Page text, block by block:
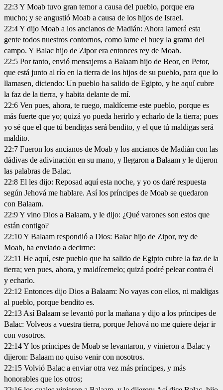
22:3 Y Moab tuvo gran temor a causa del pueblo, porque era
mucho; y se angustió Moab a causa de los hijos de Israel.
22:4 Y dijo Moab a los ancianos de Madián: Ahora lamerá esta
gente todos nuestros contornos, como lame el buey la grama del
campo. Y Balac hijo de Zipor era entonces rey de Moab.
22:5 Por tanto, envió mensajeros a Balaam hijo de Beor, en Petor,
que está junto al río en la tierra de los hijos de su pueblo, para que lo
llamasen, diciendo: Un pueblo ha salido de Egipto, y he aquí cubre
la faz de la tierra, y habita delante de mí.
22:6 Ven pues, ahora, te ruego, maldíceme este pueblo, porque es
más fuerte que yo; quizá yo pueda herirlo y echarlo de la tierra; pues
yo sé que el que tú bendigas será bendito, y el que tú maldigas será
maldito.
22:7 Fueron los ancianos de Moab y los ancianos de Madián con las
dádivas de adivinación en su mano, y llegaron a Balaam y le dijeron
las palabras de Balac.
22:8 El les dijo: Reposad aquí esta noche, y yo os daré respuesta
según Jehová me hablare. Así los príncipes de Moab se quedaron
con Balaam.
22:9 Y vino Dios a Balaam, y le dijo: ¿Qué varones son estos que
están contigo?
22:10 Y Balaam respondió a Dios: Balac hijo de Zipor, rey de
Moab, ha enviado a decirme:
22:11 He aquí, este pueblo que ha salido de Egipto cubre la faz de la
tierra; ven pues, ahora, y maldícemelo; quizá podré pelear contra él
y echarlo.
22:12 Entonces dijo Dios a Balaam: No vayas con ellos, ni maldigas
al pueblo, porque bendito es.
22:13 Así Balaam se levantó por la mañana y dijo a los príncipes de
Balac: Volveos a vuestra tierra, porque Jehová no me quiere dejar ir
con vosotros.
22:14 Y los príncipes de Moab se levantaron, y vinieron a Balac y
dijeron: Balaam no quiso venir con nosotros.
22:15 Volvió Balac a enviar otra vez más príncipes, y más
honorables que los otros;